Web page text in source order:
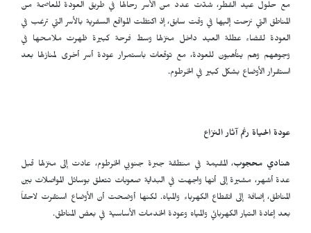
مع حلول عيد الفطر، شدّت عدد من الأسر رحالها في طريق العودة للعاصمة من
المناطق التي نزحت إليها في وقت سابق، إذ اكتظت المواقع السفرية بالأسر التي ترغب في
العودة لقضاء عطلة العيد داخل منزلها وسط فرحة كبيرة ظهرت ملامحها في
وجوههم وهم يتأهبون للعودة، مع توقعات باستمرار عودة أسر أخرى لمنازلها بعد
استقرار الأوضاع بشكل كبير في الخرطوم.
عودة الحياة رغم آثار النزاع
هنادي محجوب، المقيمة في منطقة جبرة جنوبي الخرطوم، عادت إلى منزلها قبل
عدة أشهر، مشيرة إلى أنها واجهت في البداية صعوبات تتعلق بوسائل المواصلات بين
المناطق، إضافة إلى انقطاع الكهرباء والمياه. لكنها أوضحت أن الأوضاع استقرت لاحقاً
بعد إعادة التيار الكهربائي والمياه وعودة الخدمات الأساسية في بعض المناطق.